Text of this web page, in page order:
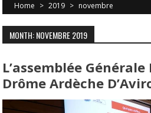
Home > 2019 > novembre
MONTH: NOVEMBRE 2019
L’assemblée
Drôme Ardèche